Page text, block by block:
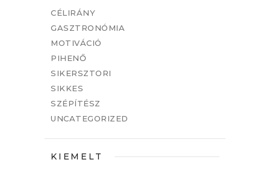
CÉLIRÁNY
GASZTRONÓMIA
MOTIVÁCIÓ
PIHENŐ
SIKERSZTORI
SIKKES
SZÉPÍTÉSZ
UNCATEGORIZED
KIEMELT